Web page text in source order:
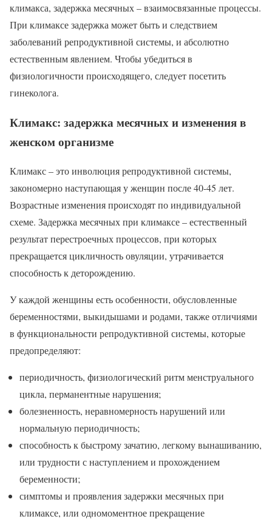
климакса, задержка месячных – взаимосвязанные процессы.
При климаксе задержка может быть и следствием
заболеваний репродуктивной системы, и абсолютно
естественным явлением. Чтобы убедиться в
физиологичности происходящего, следует посетить
гинеколога.
Климакс: задержка месячных и изменения в
женском организме
Климакс – это инволюция репродуктивной системы,
закономерно наступающая у женщин после 40-45 лет.
Возрастные изменения происходят по индивидуальной
схеме. Задержка месячных при климаксе – естественный
результат перестроечных процессов, при которых
прекращается цикличность овуляции, утрачивается
способность к деторождению.
У каждой женщины есть особенности, обусловленные
беременностями, выкидышами и родами, также отличиями
в функциональности репродуктивной системы, которые
предопределяют:
периодичность, физиологический ритм менструального
цикла, перманентные нарушения;
болезненность, неравномерность нарушений или
нормальную периодичность;
способность к быстрому зачатию, легкому вынашиванию,
или трудности с наступлением и прохождением
беременности;
симптомы и проявления задержки месячных при
климаксе, или одномоментное прекращение